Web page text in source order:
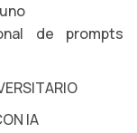
de prompts
IA